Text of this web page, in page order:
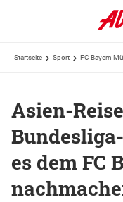
Startseite Sport FC Bayern
Asien-
es dem FC